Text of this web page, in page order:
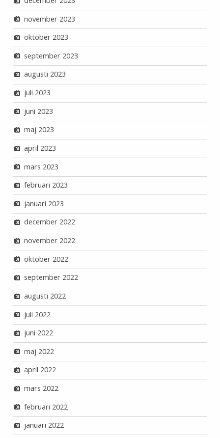
november 2023
oktober 2023
september 2023
augusti 2023
juli 2023
juni 2023
maj 2023
april 2023
mars 2023
februari 2023
januari 2023
december 2022
november 2022
oktober 2022
september 2022
augusti 2022
juli 2022
juni 2022
maj 2022
april 2022
mars 2022
februari 2022
januari 2022